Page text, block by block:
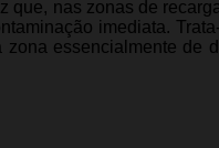
que, nas zonas de
imediata.
essencialmente de